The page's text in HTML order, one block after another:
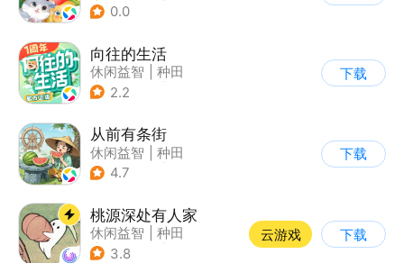
| 田园生活
0.0
向往的生活
休闲益智
种田
| 影视改编
2.2
下载
从前有条街
休闲益智
种田
| 田园生活
4.7
下载
桃源深处有人家
休闲益智
种田
| 田园生活
3.8
云游戏 下载